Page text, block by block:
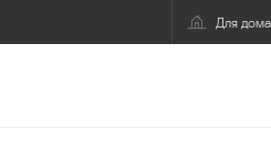
Для дома